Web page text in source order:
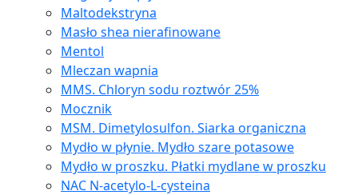
Maltodekstryna
Masło shea nierafinowane
Mentol
Mleczan wapnia
MMS. Chloryn sodu roztwór 25%
Mocznik
MSM. Dimetylosulfon. Siarka organiczna
Mydło w płynie. Mydło szare potasowe
Mydło w proszku. Płatki mydlane w proszku
NAC N-acetylo-L-cysteina